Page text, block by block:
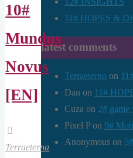
10#
Mundus
Novus
[EN]
Terraeterna
11# HOPES &
latest comments
Terraeterno on
Dan on 11#
Cuza on 2# game
Pixel P on 9#
Anonymous on